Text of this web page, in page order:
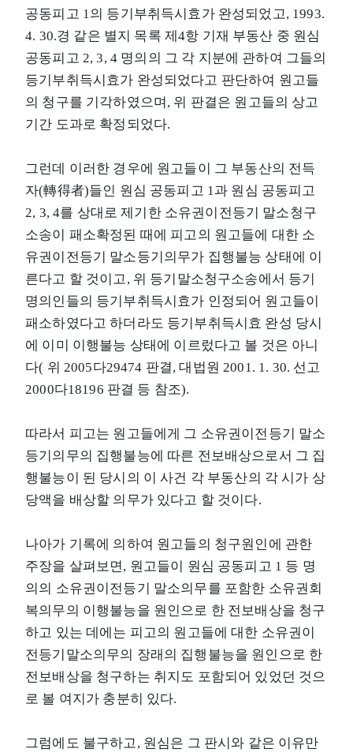
공동피고 1의 등기부취득시효가 완성되었고, 1993.
4. 30.경 같은 별지 목록 제4항 기재 부동산 중 원심
공동피고 2, 3, 4 명의의 그 각 지분에 관하여 그들의
등기부취득시효가 완성되었다고 판단하여 원고들
의 청구를 기각하였으며, 위 판결은 원고들의 상고
기간 도과로 확정되었다.
그런데 이러한 경우에 원고들이 그 부동산의 전득
자(轉得者)들인 원심 공동피고 1과 원심 공동피고
2, 3, 4를 상대로 제기한 소유권이전등기 말소청구
소송이 패소확정된 때에 피고의 원고들에 대한 소
유권이전등기 말소등기의무가 집행불능 상태에 이
른다고 할 것이고, 위 등기말소청구소송에서 등기
명의인들의 등기부취득시효가 인정되어 원고들이
패소하였다고 하더라도 등기부취득시효 완성 당시
에 이미 이행불능 상태에 이르렀다고 볼 것은 아니
다( 위 2005다29474 판결, 대법원 2001. 1. 30. 선고
2000다18196 판결 등 참조).
따라서 피고는 원고들에게 그 소유권이전등기 말소
등기의무의 집행불능에 따른 전보배상으로서 그 집
행불능이 된 당시의 이 사건 각 부동산의 각 시가 상
당액을 배상할 의무가 있다고 할 것이다.
나아가 기록에 의하여 원고들의 청구원인에 관한
주장을 살펴보면, 원고들이 원심 공동피고 1 등 명
의의 소유권이전등기 말소의무를 포함한 소유권회
복의무의 이행불능을 원인으로 한 전보배상을 청구
하고 있는 데에는 피고의 원고들에 대한 소유권이
전등기말소의무의 장래의 집행불능을 원인으로 한
전보배상을 청구하는 취지도 포함되어 있었던 것으
로 볼 여지가 충분히 있다.
그럼에도 불구하고, 원심은 그 판시와 같은 이유만